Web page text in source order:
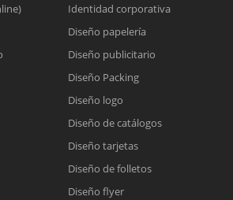
Identidad corporativa
Diseño papelería
Diseño publicitario
Diseño Packing
Diseño logo
Diseño de catálogos
Diseño tarjetas
Diseño de folletos
Diseño flyer